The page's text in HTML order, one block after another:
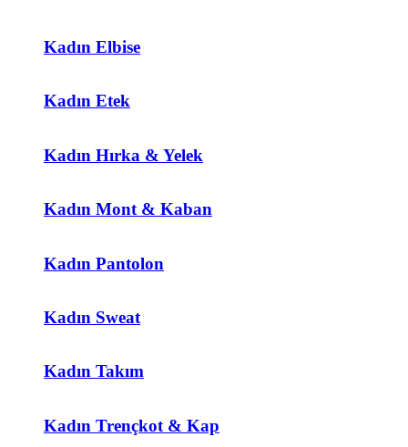
Kadın Elbise
Kadın Etek
Kadın Hırka & Yelek
Kadın Mont & Kaban
Kadın Pantolon
Kadın Sweat
Kadın Takım
Kadın Trençkot & Kap